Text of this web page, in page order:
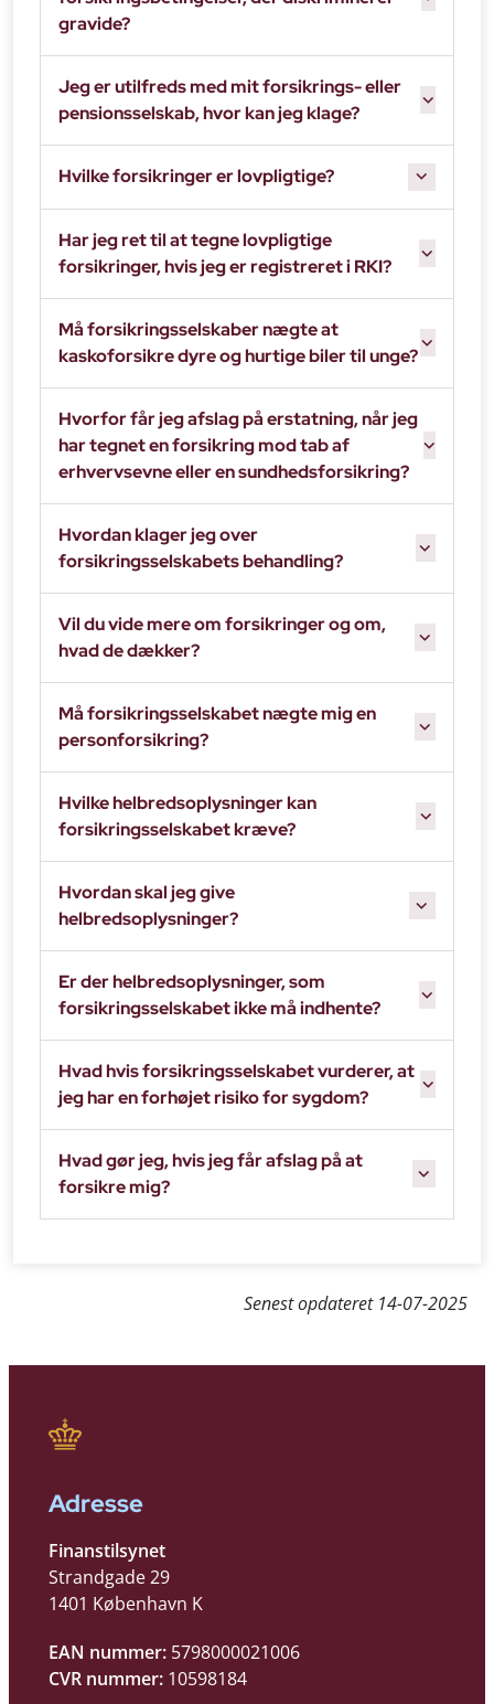
gravide?
Jeg er utilfreds med mit forsikrings- eller
pensionsselskab, hvor kan jeg klage?
Hvilke forsikringer er lovpligtige?
Har jeg ret til at tegne lovpligtige
forsikringer, hvis jeg er registreret i RKI?
Må forsikringsselskaber nægte at
kaskoforsikre dyre og hurtige biler til unge?
Hvorfor får jeg afslag på erstatning, når jeg
har tegnet en forsikring mod tab af
erhvervsevne eller en sundhedsforsikring?
Hvordan klager jeg over
forsikringsselskabets behandling?
Vil du vide mere om forsikringer og om,
hvad de dækker?
Må forsikringsselskabet nægte mig en
personforsikring?
Hvilke helbredsoplysninger kan
forsikringsselskabet kræve?
Hvordan skal jeg give
helbredsoplysninger?
Er der helbredsoplysninger, som
forsikringsselskabet ikke må indhente?
Hvad hvis forsikringsselskabet vurderer, at
jeg har en forhøjet risiko for sygdom?
Hvad gør jeg, hvis jeg får afslag på at
forsikre mig?
Senest opdateret 14-07-2025
Adresse
Finanstilsynet
Strandgade 29
1401 København K
EAN nummer: 5798000021006
CVR nummer: 10598184